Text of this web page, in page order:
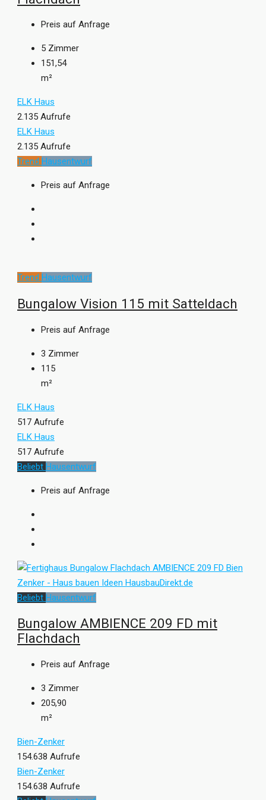
Preis auf Anfrage
5 Zimmer
151,54
m²
ELK Haus
2.135 Aufrufe
ELK Haus
2.135 Aufrufe
Trend Hausentwurf
Preis auf Anfrage
Trend Hausentwurf
Bungalow Vision 115 mit Satteldach
Preis auf Anfrage
3 Zimmer
115
m²
ELK Haus
517 Aufrufe
ELK Haus
517 Aufrufe
Beliebt Hausentwurf
Preis auf Anfrage
Beliebt Hausentwurf
Bungalow AMBIENCE 209 FD mit
Flachdach
Preis auf Anfrage
3 Zimmer
205,90
m²
Bien-Zenker
154.638 Aufrufe
Bien-Zenker
154.638 Aufrufe